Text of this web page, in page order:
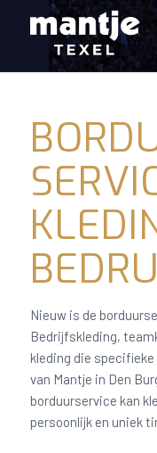
Nieuw is de
Bedrijfskleding,
kleding die specifieke
van Mantje in Den
borduurservice kan
persoonlijk en uniek